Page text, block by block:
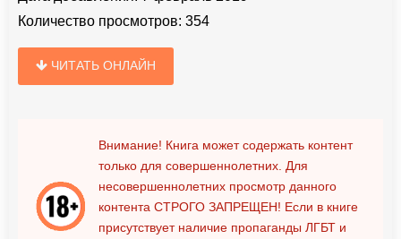
Количество просмотров: 354
ЧИТАТЬ ОНЛАЙН
Внимание! Книга может содержать контент
только для совершеннолетних. Для
несовершеннолетних просмотр данного
контента СТРОГО ЗАПРЕЩЕН! Если в книге
присутствует наличие пропаганды ЛГБТ и